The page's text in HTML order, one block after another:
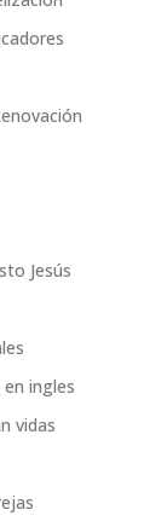
Jesús
ingles
vidas